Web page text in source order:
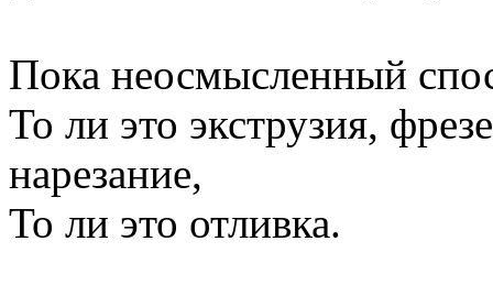
Пока неосмысленный
То ли это экструзия,
нарезание,
То ли это отливка.